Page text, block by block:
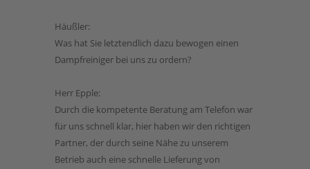
Häußler:
Was hat Sie letztendlich dazu bewogen einen
Dampfreiniger bei uns zu ordern?
Herr Epple:
Durch die kompetente Beratung am Telefon war
für uns schnell klar, hier haben wir den richtigen
Partner, der durch seine Nähe zu unserem
Betrieb auch eine schnelle Lieferung von